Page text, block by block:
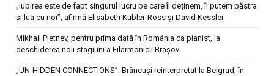
„Iubirea este de fapt singurul lucru pe care îl deținem, îl putem păstra
și lua cu noi”, afirmă Elisabeth Kübler-Ross și David Kessler
Mikhail Pletnev, pentru prima dată în România ca pianist, la
deschiderea noii stagiuni a Filarmonicii Brașov
„UN-HIDDEN CONNECTIONS”: Brâncuși reinterpretat la Belgrad, în